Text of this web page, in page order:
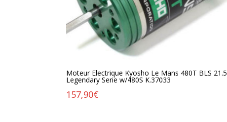
Moteur Electrique Kyosho Le Mans 480T BLS 21.5
Legendary Serie w/480S K.37033
157,90€